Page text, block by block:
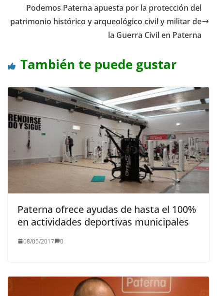
Podemos Paterna apuesta por la protección del
patrimonio histórico y arqueológico civil y militar de
la Guerra Civil en Paterna
También te puede gustar
Paterna ofrece ayudas de hasta el 100%
en actividades deportivas municipales
08/05/2017 0